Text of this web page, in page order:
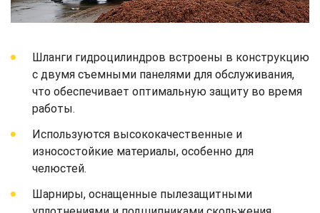
Шланги гидроцилиндров встроены в конструкцию
с двумя съемными панелями для обслуживания,
что обеспечивает оптимальную защиту во время
работы.
Используются высококачественные и
износостойкие материалы, особенно для
челюстей.
Шарниры, оснащенные пылезащитными